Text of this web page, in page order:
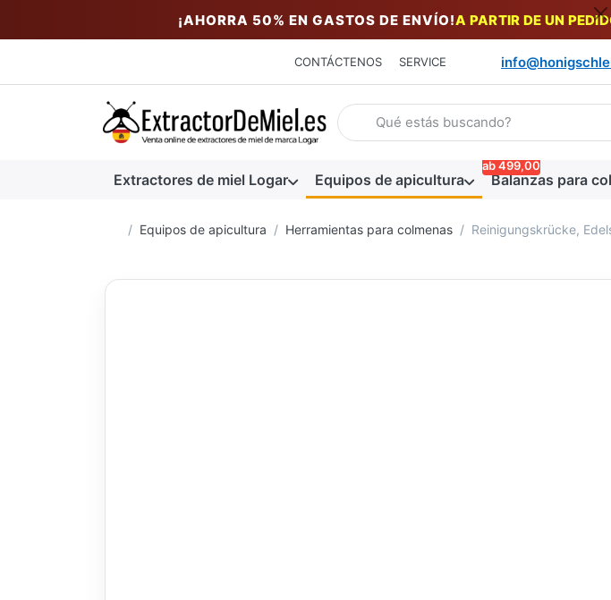
¡AHORRA 50% EN GASTOS DE ENVÍO!A PARTIR DE UN
CONTÁCTENOS SERVICE
Introduzca un término de búsqueda. Los
Extractores de miel Logar Equipos de apicultura Balanzas para
ab 499,00
Página de inicio
Equipos de apicultura Herramientas para colmenas Reinigungskrücke,